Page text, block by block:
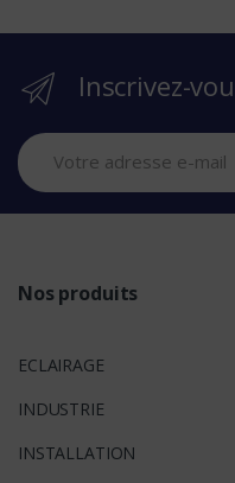
r
Inscrivez-
Nos produits
ECLAIRAGE
INDUSTRIE
INSTALLATION